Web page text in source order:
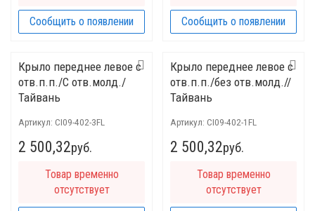
Сообщить о появлении Сообщить о появлении
Крыло переднее левое c
отв.п.п./C отв.молд./
Тайвань
Артикул: CI09-402-3FL
2 500,32руб.
Товар временно
отсутствует
Крыло переднее левое c
отв.п.п./без отв.молд.//
Тайвань
Артикул: CI09-402-1FL
2 500,32руб.
Товар временно
отсутствует